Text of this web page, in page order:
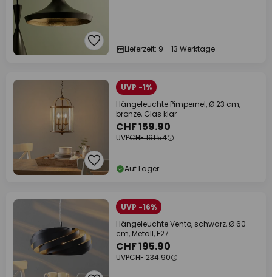
Lieferzeit: 9 - 13 Werktage
UVP -1%
Hängeleuchte Pimpernel, Ø 23 cm,
bronze, Glas klar
CHF 159.90
UVPCHF 161.54
Auf Lager
UVP -16%
Hängeleuchte Vento, schwarz, Ø 60
cm, Metall, E27
CHF 195.90
UVPCHF 234.90